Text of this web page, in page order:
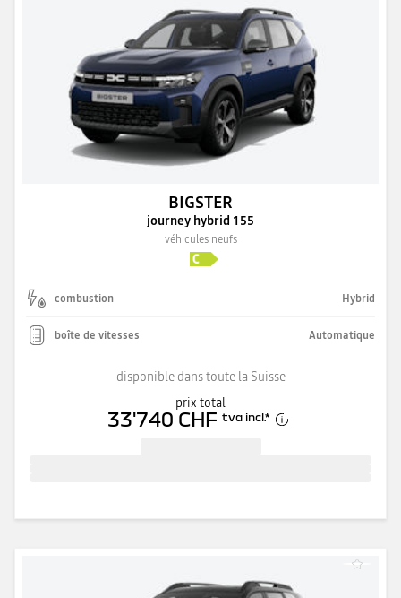
BIGSTER
journey hybrid 155
véhicules neufs
combustion Hybrid
boîte de vitesses Automatique
disponible dans toute la Suisse
prix total
33'740 CHF tva incl.*